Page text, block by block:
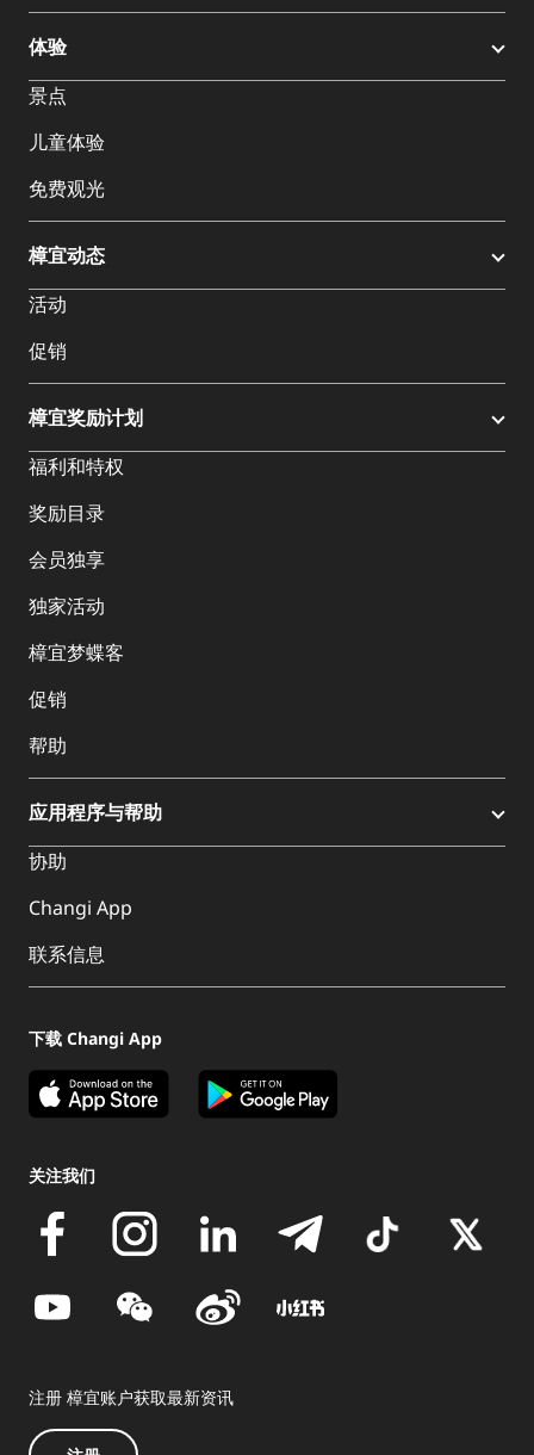
体验
景点
儿童体验
免费观光
樟宜动态
活动
促销
樟宜奖励计划
福利和特权
奖励目录
会员独享
独家活动
樟宜梦蝶客
促销
帮助
应用程序与帮助
协助
Changi App
联系信息
下载 Changi App
关注我们
注册 樟宜账户获取最新资讯